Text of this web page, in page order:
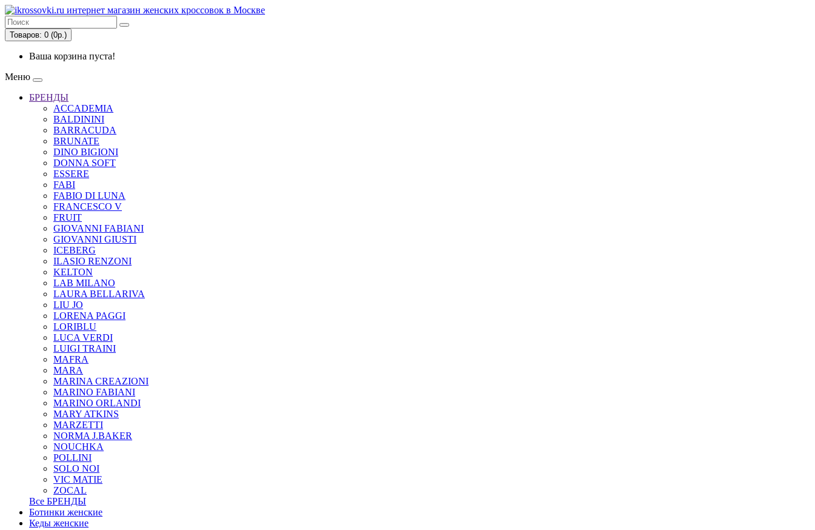
Товаров: 0 (0р.)
Ваша корзина пуста!
Меню
БРЕНДЫ
ACCADEMIA
BALDININI
BARRACUDA
BRUNATE
DINO BIGIONI
DONNA SOFT
ESSERE
FABI
FABIO DI LUNA
FRANCESCO V
FRUIT
GIOVANNI FABIANI
GIOVANNI GIUSTI
ICEBERG
ILASIO RENZONI
KELTON
LAB MILANO
LAURA BELLARIVA
LIU JO
LORENA PAGGI
LORIBLU
LUCA VERDI
LUIGI TRAINI
MAFRA
MARA
MARINA CREAZIONI
MARINO FABIANI
MARINO ORLANDI
MARY ATKINS
MARZETTI
NORMA J.BAKER
NOUCHKA
POLLINI
SOLO NOI
VIC MATIE
ZOCAL
Все БРЕНДЫ
Ботинки женские
Кеды женские